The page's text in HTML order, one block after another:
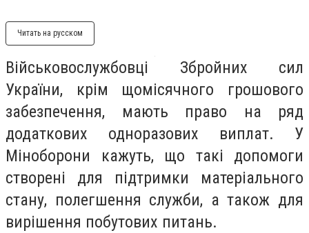
Читать на русском
Військовослужбовці Збройних сил
України, крім щомісячного грошового
забезпечення, мають право на ряд
додаткових одноразових виплат. У
Міноборони кажуть, що такі допомоги
створені для підтримки матеріального
стану, полегшення служби, а також для
вирішення побутових питань.